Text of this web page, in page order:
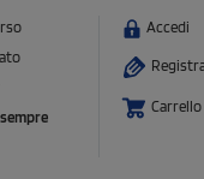
Accedi
Carrello